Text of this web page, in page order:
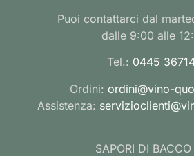
Puoi contattarci dal
dalle 9:00 alle
Tel.: 0445
Ordini: ordini@vino-
Assistenza:
SAPORI DI BACCO